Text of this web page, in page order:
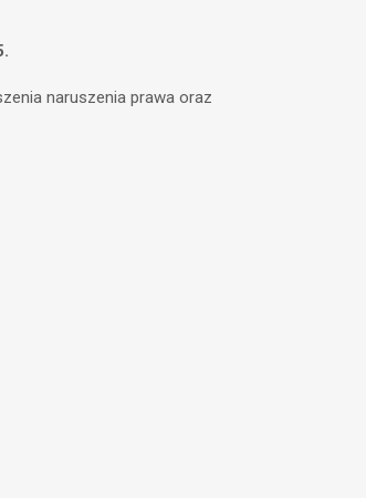
naruszenia prawa oraz